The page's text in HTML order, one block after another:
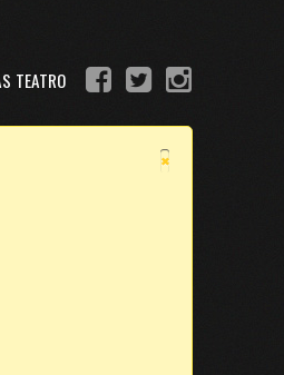
TEATRO
×